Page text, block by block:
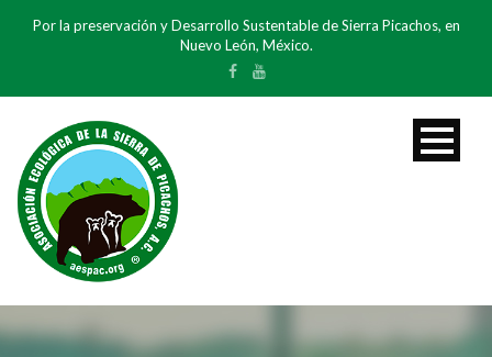
Por la preservación y Desarrollo Sustentable de Sierra Picachos, en
Nuevo León, México.